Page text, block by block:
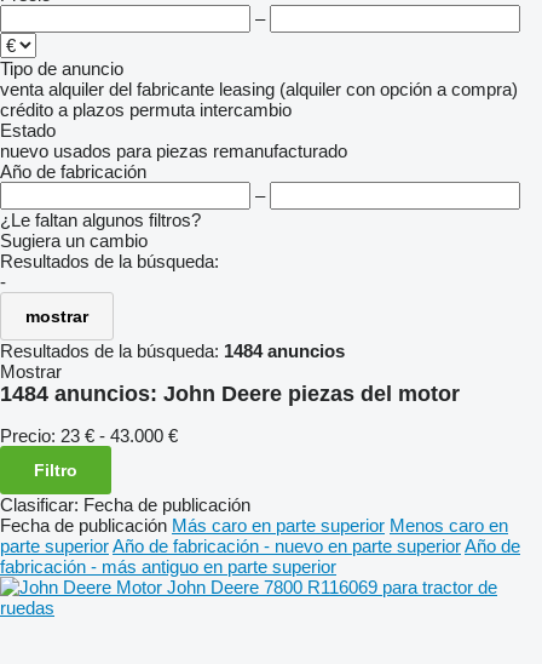
–
Tipo de anuncio
venta alquiler del fabricante leasing (alquiler con opción a compra)
crédito a plazos permuta intercambio
Estado
nuevo usados para piezas remanufacturado
Año de fabricación
–
¿Le faltan algunos filtros?
Sugiera un cambio
Resultados de la búsqueda:
-
mostrar
Resultados de la búsqueda: 1484 anuncios
Mostrar
1484 anuncios: John Deere piezas del motor
Precio: 23 € - 43.000 €
Filtro
Clasificar: Fecha de publicación
Fecha de publicación Más caro en parte superior Menos caro en
parte superiorAño de fabricación - nuevo en parte superiorAño de
fabricación - más antiguo en parte superior